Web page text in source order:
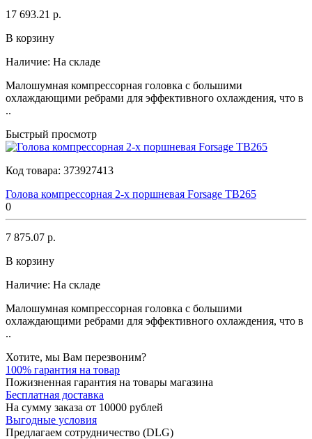
17 693.21 р.
В корзину
Наличие: На складе
Малошумная компрессорная головка с большими
охлаждающими ребрами для эффективного охлаждения, что в
..
Быстрый просмотр
Код товара: 373927413
Голова компрессорная 2-х поршневая Forsage TB265
0
7 875.07 р.
В корзину
Наличие: На складе
Малошумная компрессорная головка с большими
охлаждающими ребрами для эффективного охлаждения, что в
..
Хотите, мы Вам перезвоним?
100% гарантия на товар
Пожизненная гарантия на товары магазина
Бесплатная доставка
На сумму заказа от 10000 рублей
Выгодные условия
Предлагаем сотрудничество (DLG)